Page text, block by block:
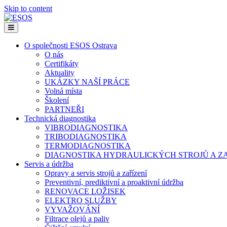
Skip to content
Menu
O společnosti ESOS Ostrava
O nás
Certifikáty
Aktuality
UKÁZKY NAŠÍ PRÁCE
Volná místa
Školení
PARTNEŘI
Technická diagnostika
VIBRODIAGNOSTIKA
TRIBODIAGNOSTIKA
TERMODIAGNOSTIKA
DIAGNOSTIKA HYDRAULICKÝCH STROJŮ A
Servis a údržba
Opravy a servis strojů a zařízení
Preventivní, prediktivní a proaktivní údržba
RENOVACE LOŽISEK
ELEKTRO SLUŽBY
VYVAŽOVÁNÍ
Filtrace olejů a paliv